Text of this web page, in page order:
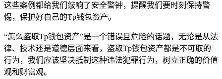
这些案例都给我们敲响了安全警钟，提醒我们要时刻保持警
惕，保护好自己的Tp钱包资产。
“怎么盗取Tp钱包资产”是一个错误且危险的话题，无论是从法
律、技术还是道德层面来看，盗取Tp钱包资产都是不可取的
行为，我们应该坚决抵制这种违法犯罪行为，树立正确的价值
观和财富观。